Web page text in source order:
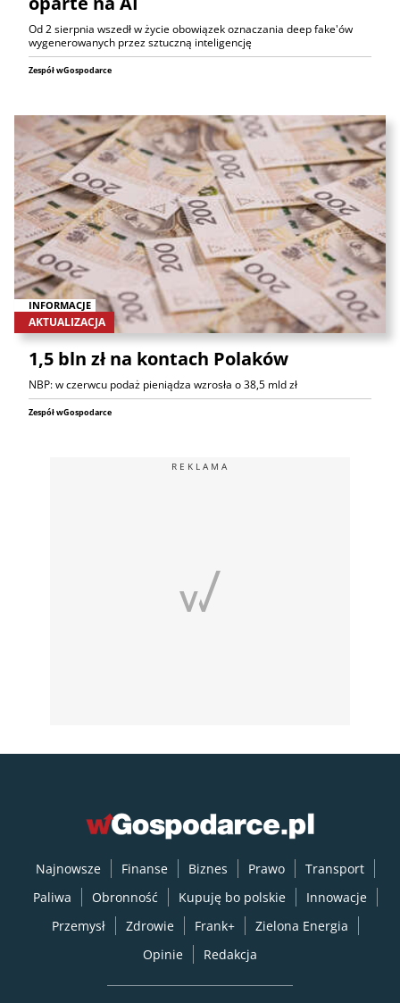
Od 2 sierpnia wszedł w życie obowiązek oznaczania deep fake'ów
wygenerowanych przez sztuczną inteligencję
Zespół wGospodarce
INFORMACJE
AKTUALIZACJA
1,5 bln zł na kontach Polaków
NBP: w czerwcu podaż pieniądza wzrosła o 38,5 mld zł
Zespół wGospodarce
REKLAMA
Najnowsze Finanse Biznes Prawo
Transport
Paliwa
Obronność Kupuję bo polskie
Innowacje
Przemysł
Zdrowie Frank+
Zielona Energia
Opinie
Redakcja